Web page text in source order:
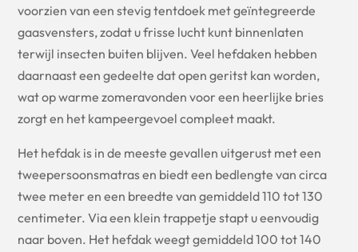
voorzien van een stevig tentdoek met geïntegreerde
gaasvensters, zodat u frisse lucht kunt binnenlaten
terwijl insecten buiten blijven. Veel hefdaken hebben
daarnaast een gedeelte dat open geritst kan worden,
wat op warme zomeravonden voor een heerlijke bries
zorgt en het kampeergevoel compleet maakt.
Het hefdak is in de meeste gevallen uitgerust met een
tweepersoonsmatras en biedt een bedlengte van circa
twee meter en een breedte van gemiddeld 110 tot 130
centimeter. Via een klein trappetje stapt u eenvoudig
naar boven. Het hefdak weegt gemiddeld 100 tot 140